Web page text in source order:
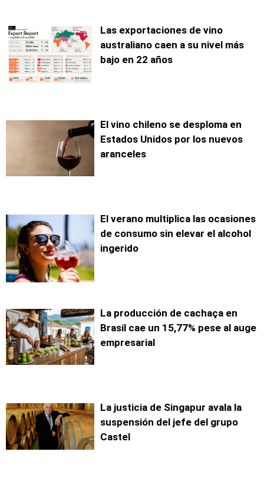
Las exportaciones de vino
australiano caen a su nivel más
bajo en 22 años
El vino chileno se desploma en
Estados Unidos por los nuevos
aranceles
El verano multiplica las ocasiones
de consumo sin elevar el alcohol
ingerido
La producción de cachaça en
Brasil cae un 15,77% pese al auge
empresarial
La justicia de Singapur avala la
suspensión del jefe del grupo
Castel